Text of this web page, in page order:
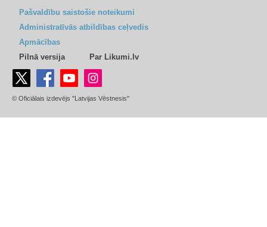
Pašvaldību saistošie noteikumi
Administratīvās atbildības ceļvedis
Apmācības
Pilnā versija
Par Likumi.lv
© Oficiālais izdevējs "Latvijas Vēstnesis"